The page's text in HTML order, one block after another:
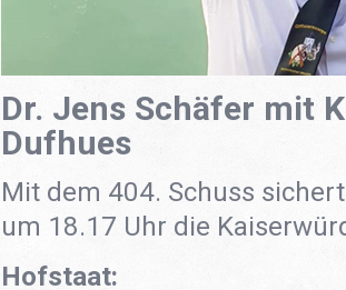
Dr. Jens Schäfer mit
Dufhues
Mit dem 404. Schuss
um 18.17 Uhr die
Hofstaat: